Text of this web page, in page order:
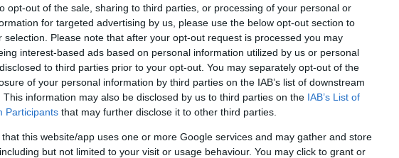
opt-out of the sale, sharing to third parties, or processing of your personal or
for targeted advertising by us, please use the below opt-out section to
selection. Please note that after your opt-out request is processed you may
interest-based ads based on personal information utilized by us or personal
to third parties prior to your opt-out. You may separately opt-out of the
of your personal information by third parties on the IAB’s list of downstream
This information may also be disclosed by us to third parties on the IAB’s List of
Participants that may further disclose it to other third parties.
that this website/app uses one or more Google services and may gather and store
but not limited to your visit or usage behaviour. You may click to grant or
növekedése és az ellátási lánc
alakult ki a piacon.
forrásként a Google Keresőben!